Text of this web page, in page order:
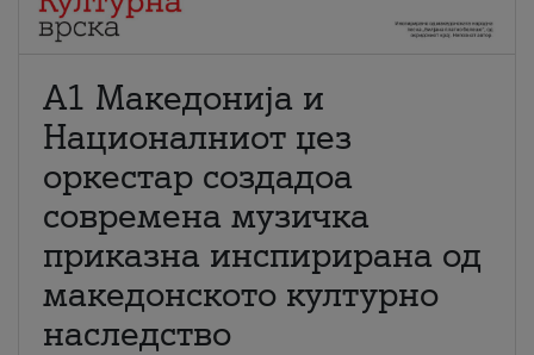
А1 Македонија и
Националниот џез
оркестар создадоа
современа музичка
приказна инспирирана од
македонското културно
наследство